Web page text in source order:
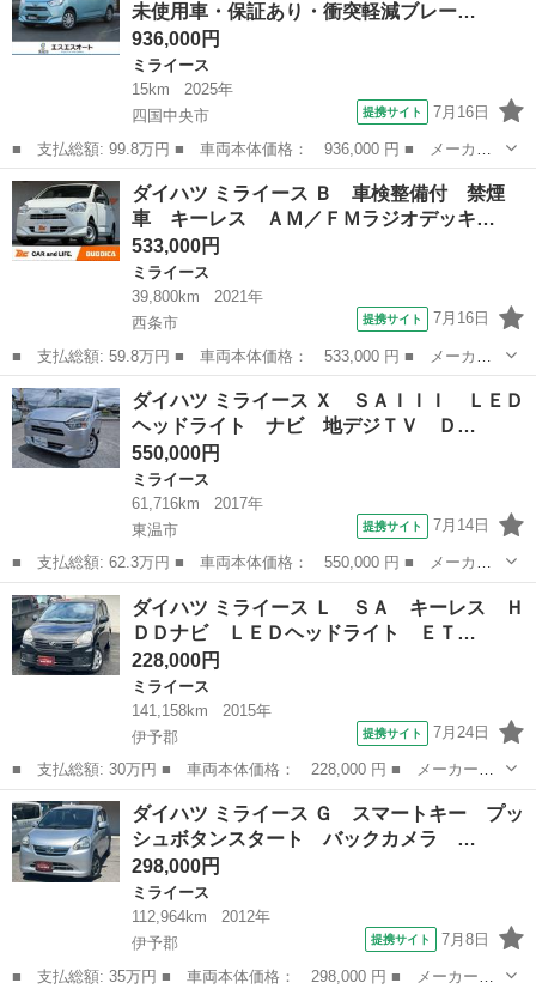
Ｄ エアコン ...未使用車・保証あり・衝突軽減ブレー…
936,000円
ミライース
15km
2025年
四国中央市
提携サイト 7月16日
■ 支払総額: 99.8万円 ■ 車両本体価格： 936,000 円 ■ メーカー
名： ダイハツ ■ 車種名： ミライース ■ グレード名： Ｌ Ｓ
ＡＩＩＩ 届出済未使用車・保証あり・衝突軽減ブレーキ付・キーレ
スエントリー...
愛媛 四国中央市 ミライース
ダイハツ ミライース Ｂ 車検整備付 禁煙
車 キーレス ＡＭ／ＦＭラジオデッキ…
533,000円
ミライース
39,800km
2021年
西条市
提携サイト 7月16日
■ 支払総額: 59.8万円 ■ 車両本体価格： 533,000 円 ■ メーカー
名： ダイハツ ■ 車種名： ミライース ■ グレード名： Ｂ 車
検整備付 禁煙車 キーレス ＡＭ／ＦＭラジオデッキ ＣＤプレイ
ヤー パワー...
愛媛 西条市 ミライース
ダイハツ ミライース Ｘ ＳＡＩＩＩ ＬＥＤ
ヘッドライト ナビ 地デジＴＶ Ｄ…
550,000円
ミライース
61,716km
2017年
東温市
提携サイト 7月14日
■ 支払総額: 62.3万円 ■ 車両本体価格： 550,000 円 ■ メーカー
名： ダイハツ ■ 車種名： ミライース ■ グレード名： Ｘ Ｓ
ＡＩＩＩ ＬＥＤヘッドライト ナビ 地デジＴＶ ＤＶＤ再生 Ｂ
ｌｕｅｔｏｏ...
愛媛 東温市 ミライース
ダイハツ ミライース Ｌ ＳＡ キーレス Ｈ
ＤＤナビ ＬＥＤヘッドライト ＥＴ…
228,000円
ミライース
141,158km
2015年
伊予郡
提携サイト 7月24日
■ 支払総額: 30万円 ■ 車両本体価格： 228,000 円 ■ メーカー
名： ダイハツ ■ 車種名： ミライース ■ グレード名： Ｌ Ｓ
Ａ キーレス ＨＤＤナビ ＬＥＤヘッドライト ＥＴＣ ミュージ
ックサーバー Ｄ...
愛媛 伊予郡 ミライース
ダイハツ ミライース Ｇ スマートキー プッ
シュボタンスタート バックカメラ …
298,000円
ミライース
112,964km
2012年
伊予郡
提携サイト 7月8日
■ 支払総額: 35万円 ■ 車両本体価格： 298,000 円 ■ メーカー